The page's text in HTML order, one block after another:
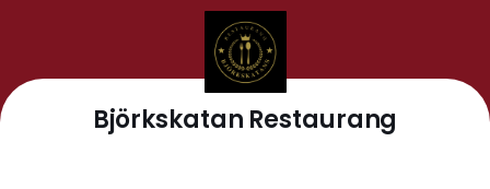
Björkskatan Restaurang